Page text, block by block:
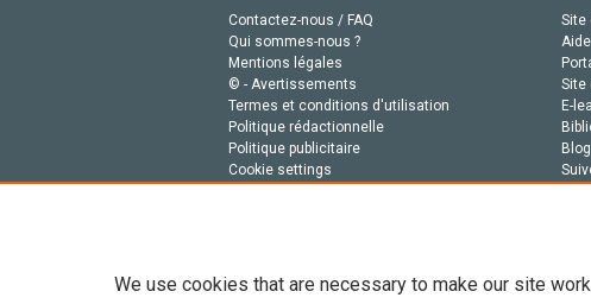
Contactez-nous / FAQ
Qui sommes-nous ?
Mentions légales
© - Avertissements
Termes et conditions d'utilisation
Politique rédactionnelle
Politique publicitaire
Cookie settings
Site
Site
E-
We use cookies that are necessary to make our site